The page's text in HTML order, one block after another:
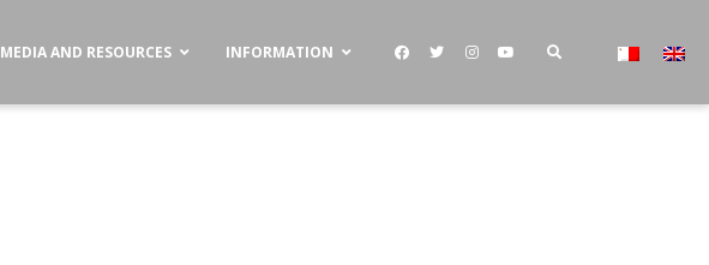
MEDIA AND RESOURCES INFORMATION